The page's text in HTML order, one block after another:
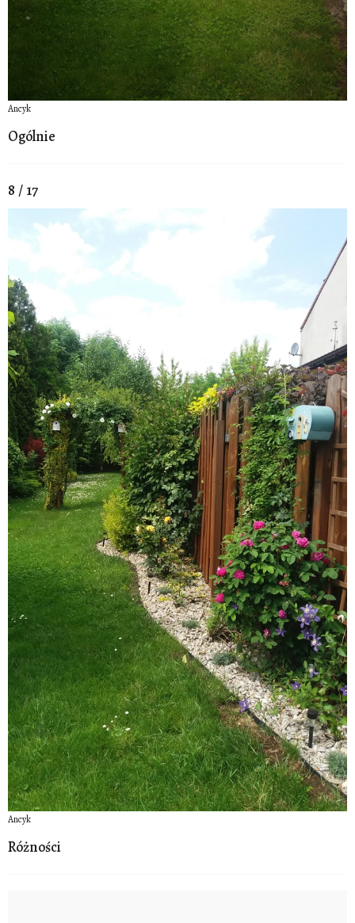
Ancyk
Ogólnie
8 / 17
Ancyk
Różności